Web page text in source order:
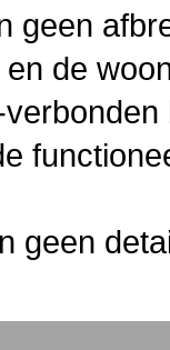
geen
de
geen